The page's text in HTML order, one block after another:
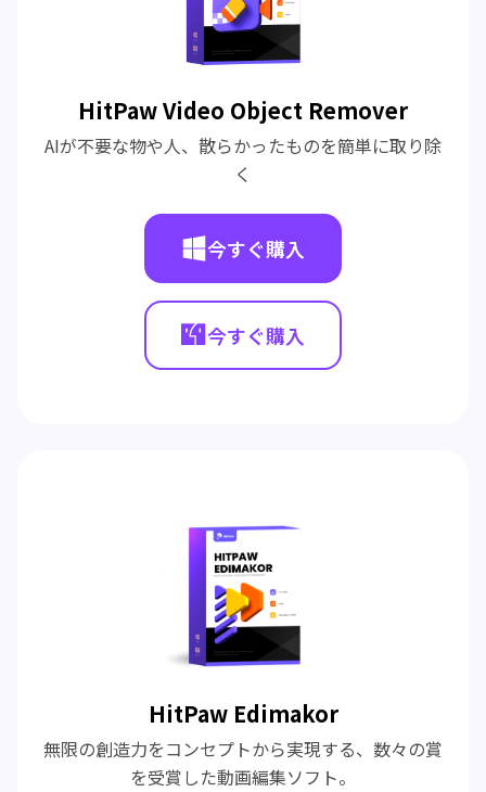
HitPaw Video Object Remover
AIが不要な物や人、散らかったものを簡単に取り除
く
今すぐ購入
今すぐ購入
HitPaw Edimakor
無限の創造力をコンセプトから実現する、数々の賞
を受賞した動画編集ソフト。